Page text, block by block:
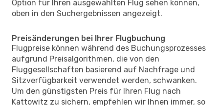
Option für Ihren ausgewählten Flug sehen können,
oben in den Suchergebnissen angezeigt.
Preisänderungen bei Ihrer Flugbuchung
Flugpreise können während des Buchungsprozesses
aufgrund Preisalgorithmen, die von den
Fluggesellschaften basierend auf Nachfrage und
Sitzverfügbarkeit verwendet werden, schwanken.
Um den günstigsten Preis für Ihren Flug nach
Kattowitz zu sichern, empfehlen wir Ihnen immer, so